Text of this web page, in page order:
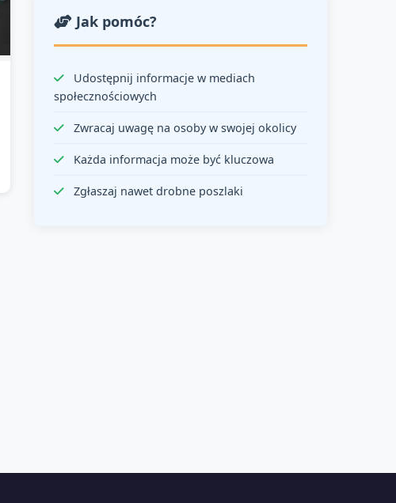
Jak pomóc?
Udostępnij informacje w mediach
społecznościowych
Zwracaj uwagę na osoby w swojej okolicy
Każda informacja może być kluczowa
Zgłaszaj nawet drobne poszlaki